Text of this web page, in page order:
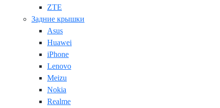
ZTE
Задние крышки
Asus
Huawei
iPhone
Lenovo
Meizu
Nokia
Realme